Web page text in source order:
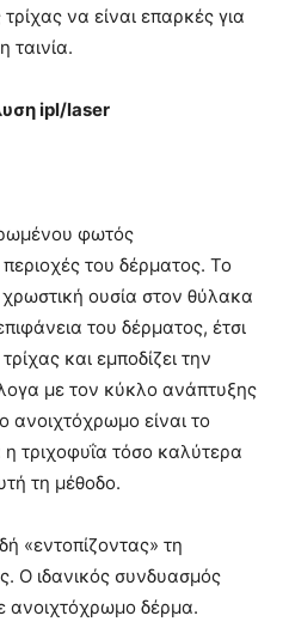
να είναι επαρκές για
ταινία.
ipl/laser
φωτός
του δέρματος. Το
ουσία στον θύλακα
του δέρματος, έτσι
και εμποδίζει την
με τον κύκλο ανάπτυξης
είναι το
τριχοφυΐα τόσο καλύτερα
τη μέθοδο.
«εντοπίζοντας» τη
Ο ιδανικός συνδυασμός
ανοιχτόχρωμο δέρμα.